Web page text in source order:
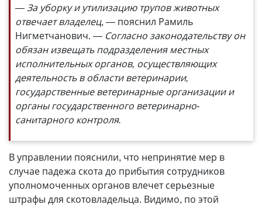
— За уборку и утилизацию трупов животных
отвечает владелец, — пояснил Рамиль
Нигметчанович. — Согласно законодательству он
обязан извещать подразделения местных
исполнительных органов, осуществляющих
деятельность в области ветеринарии,
государственные ветеринарные организации и
органы государственного ветеринарно-
санитарного контроля.
В управлении пояснили, что непринятие мер в
случае падежа скота до прибытия сотрудников
уполномоченных органов влечет серьезные
штрафы для скотовладельца. Видимо, по этой